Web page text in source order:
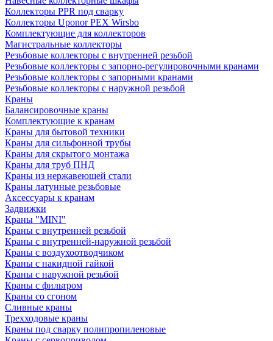
Коллекторы PPR под сварку
Коллекторы Uponor PEX Wirsbo
Комплектующие для коллекторов
Магистральные коллекторы
Резьбовые коллекторы с внутренней резьбой
Резьбовые коллекторы с запорно-регулировочными кранами
Резьбовые коллекторы с запорными кранами
Резьбовые коллекторы с наружной резьбой
Краны
Балансировочные краны
Комплектующие к кранам
Краны для бытовой техники
Краны для сильфонной трубы
Краны для скрытого монтажа
Краны для труб ПНД
Краны из нержавеющей стали
Краны латунные резьбовые
Аксессуары к кранам
Задвижки
Краны "MINI"
Краны с внутренней резьбой
Краны с внутренней-наружной резьбой
Краны с воздухоотводчиком
Краны с накидной гайкой
Краны с наружной резьбой
Краны с фильтром
Краны со сгоном
Сливные краны
Трехходовые краны
Краны под сварку полипропиленовые